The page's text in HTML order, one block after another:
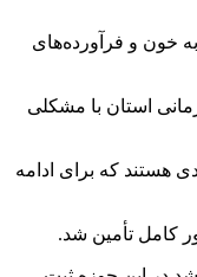
خون و فرآورده‌های
استان با مشکلی
هستند که برای ادامه
کامل تأمین شد.